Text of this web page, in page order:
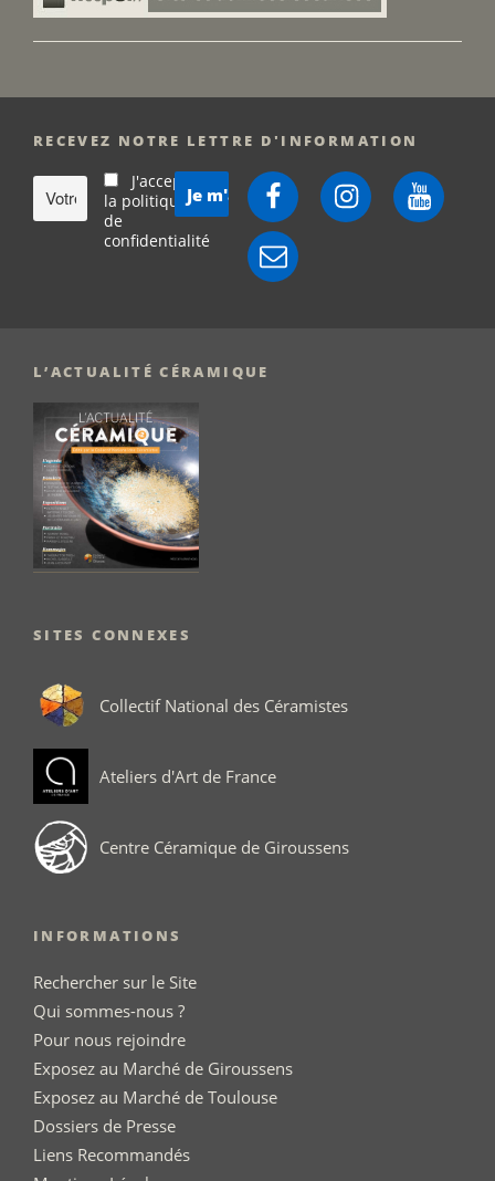
RECEVEZ NOTRE LETTRE D'INFORMATION
J'accepte
la politique
de
confidentialité
FacebookInstagramYouTube
E-
mail
L’ACTUALITÉ CÉRAMIQUE
SITES CONNEXES
Collectif National des Céramistes
Ateliers d'Art de France
Centre Céramique de Giroussens
INFORMATIONS
Rechercher sur le Site
Qui sommes-nous ?
Pour nous rejoindre
Exposez au Marché de Giroussens
Exposez au Marché de Toulouse
Dossiers de Presse
Liens Recommandés